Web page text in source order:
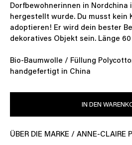
Dorfbewohnerinnen in Nordchina
hergestellt wurde. Du musst kein
adoptieren! Er wird dein bester
dekoratives Objekt sein. Länge 60
Bio-Baumwolle / Füllung
handgefertigt in China
IN DEN
ÜBER DIE MARKE / ANNE-CLAIRE